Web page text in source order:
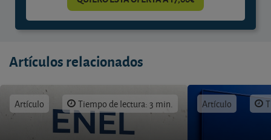
Artículos relacionados
Artículo Tiempo de lectura: 3 min. Artículo